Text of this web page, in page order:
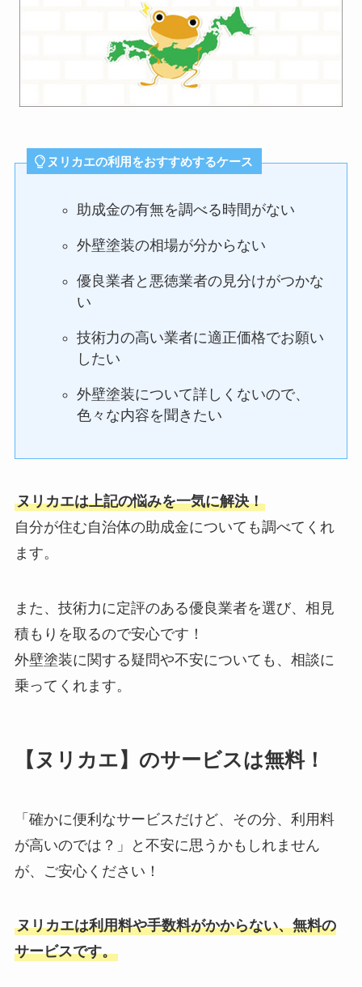
ヌリカエの利用をおすすめするケース
助成金の有無を調べる時間がない
外壁塗装の相場が分からない
優良業者と悪徳業者の見分けがつかな
い
技術力の高い業者に適正価格でお願い
したい
外壁塗装について詳しくないので、
色々な内容を聞きたい
ヌリカエは上記の悩みを一気に解決！
自分が住む自治体の助成金についても調べてくれ
ます。
また、技術力に定評のある優良業者を選び、相見
積もりを取るので安心です！
外壁塗装に関する疑問や不安についても、相談に
乗ってくれます。
【ヌリカエ】のサービスは無料！
「確かに便利なサービスだけど、その分、利用料
が高いのでは？」と不安に思うかもしれません
が、ご安心ください！
ヌリカエは利用料や手数料がかからない、無料の
サービスです。